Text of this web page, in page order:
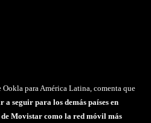
para América Latina, comenta que
a seguir para los demás países en
Movistar como la red móvil más